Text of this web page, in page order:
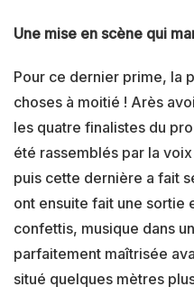
Une mise en scène qui
Pour ce dernier prime, la
choses à moitié ! Arès
les quatre finalistes du
été rassemblés par la
puis cette dernière a fait
ont ensuite fait une sortie
confettis, musique dans
parfaitement maîtrisée
situé quelques mètres